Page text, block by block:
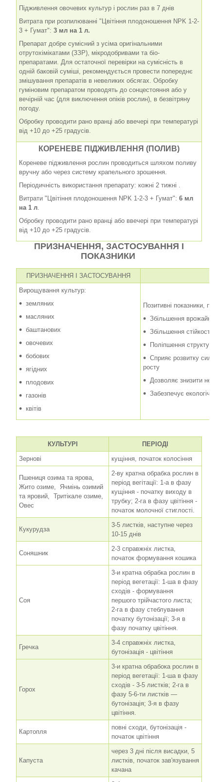
Підживлення овочевих культур і рослин раз в 7 днів
Витрата при розпилюванні "Цвітіння плодоношення NPK 1-2-
3 + Гумат": 3 мл на 1 л.
Препарат добре сумісний з усіма оригінальними
отрутохімікатами (ЗЗР), мікродобривами та біо-
препаратами. Для остаточної перевірки на сумісність в
одній баковій суміші, рекомендується провести попереднє
змішування препаратів в невеликих обсягах. Обробку
гуміновим препаратом проводять до сонцестояння або у
вечірній час (для виключення опіків рослин), в безвітряну
погоду.
Обробку проводити рано вранці або ввечері при температурі
від +10 до +25 градусів.
КОРЕНЕВЕ ПІДЖИВЛЕННЯ (ПОЛИВ)
Кореневе підживлення рослин проводиться шляхом поливу
вручну або через систему крапельного зрошення.
Періодичність використання препарату: кожні 2 тижні .
Витрати "Цвітіння плодоношення NPK 1-2-3 + Гумат": 6 мл
на 1 л
Обробку проводити рано вранці або ввечері при температурі
від +10 до +25 градусів.
ПРИЗНАЧЕННЯ, ЗАСТОСУВАННЯ І
ПОКАЗНИКИ
ПРИЗНАЧЕННЯ І ЗАСТОСУВАННЯ
Вирощування культур:
земляних
масляних
баштанових
овочевих
бобових
ягідних
плодових
газонів
квітів
Позитивні показники,
Збільшення
Збільшення стійкості
Поліпшення структури
Сприяє розвитку
росту
Дозволяє знизити
Забезпечує
КУЛЬТУРІ
ПЕРІОДІ
Зернові
кущіння, початок колосіння
Пшениця озима та ярова,
Жито озиме, Ячмінь озимий
та яровий, Тритікале озиме,
Овес
2-ву кратна обрабка рослин в
період вегітації: 1-а в фазу
кущіння - початку виходу в
трубку; 2-га в фазу цвітіння -
початок молочної стиглості.
Кукурудза
3-5 листків, наступне через
10-15 днів
Соняшник
2-3 справжніх листка,
початок формування кошика
Соя
3-и кратна обрабка рослин в
період вегетації: 1-ша в фазу
сходів - формування
першого трійчастого листа;
2-га в фазу стеблування
початку бутонізації; 3-я в
фазу початку цвітіння.
Гречка
3-4 справжніх листка,
бутонізація - цвітіння
Горох
3-и кратна обрабока рослин в
період вегетації: 1-ша в фазу
сходів - 3-5 листків; 2-га в
фазу 5-6-ти листків —
бутонізація; 3-я в фазу
цвітіння.
Картопля
повні сходи, бутонізація -
початок цвітіння
Капуста
через 3 дні після висадки, 5
листків, початок зав'язування
качана